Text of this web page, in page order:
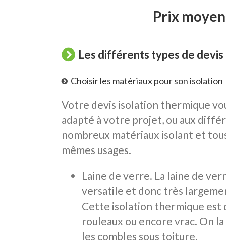
Prix
Les différents types de
Choisir les matériaux pour son isolation
Votre devis isolation thermique
adapté à votre projet, ou aux
nombreux matériaux isolant et
mêmes usages.
Laine de verre. La laine de
versatile et donc très
Cette isolation thermique est
rouleaux ou encore vrac. On
les combles sous toiture.